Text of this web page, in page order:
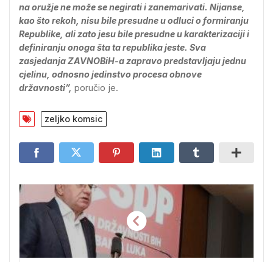
na oružje ne može se negirati i zanemarivati. Nijanse,
kao što rekoh, nisu bile presudne u odluci o formiranju
Republike, ali zato jesu bile presudne u karakterizaciji i
definiranju onoga šta ta republika jeste. Sva
zasjedanja ZAVNOBiH-a zapravo predstavljaju jednu
cjelinu, odnosno jedinstvo procesa obnove
državnosti”, poručio je.
zeljko komsic